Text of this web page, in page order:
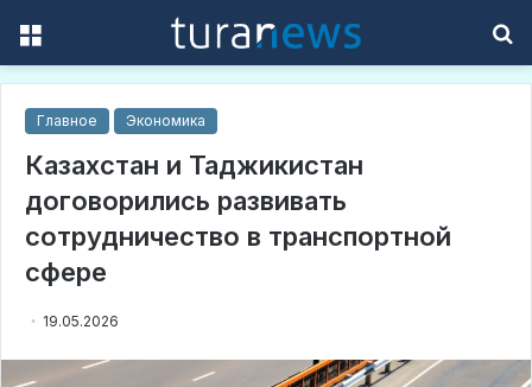
Главное Экономика
Казахстан и Таджикистан
договорились развивать
сотрудничество в транспортной
сфере
19.05.2026